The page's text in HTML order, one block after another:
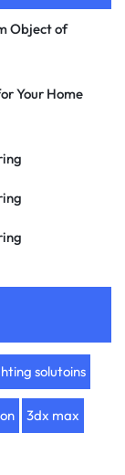
Object of
Your Home
solutoins
3dx max